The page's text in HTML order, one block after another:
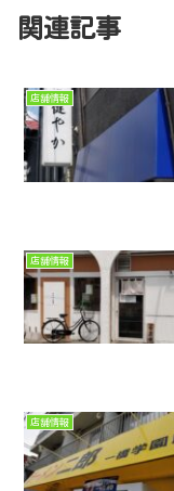
関連記事
店舗情報
店舗情報
店舗情報